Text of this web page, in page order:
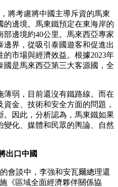
將考慮將中國主導斥資的馬東
邊境。馬東鐵預定在東海岸的
邊境約40公里。馬來西亞專家
界，從吸引泰國遊客和促進出
市場與經濟效益。根據2023年
國是馬來西亞第三大客源國，全
弱，目前還沒有鐵路線。而在
金、技術和安全方面的問題，
。因此，分析認為，馬東鐵如果
化、媒體和民眾的輿論、自然
出口中國
會談中，李強和安瓦爾總理還
《區域全面經濟夥伴關係協